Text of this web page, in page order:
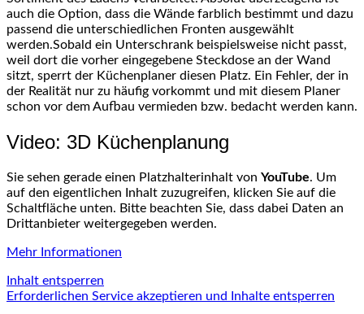
auch die Option, dass die Wände farblich bestimmt und dazu
passend die unterschiedlichen Fronten ausgewählt
werden.Sobald ein Unterschrank beispielsweise nicht passt,
weil dort die vorher eingegebene Steckdose an der Wand
sitzt, sperrt der Küchenplaner diesen Platz. Ein Fehler, der in
der Realität nur zu häufig vorkommt und mit diesem Planer
schon vor dem Aufbau vermieden bzw. bedacht werden kann.
Video: 3D Küchenplanung
Sie sehen gerade einen Platzhalterinhalt von YouTube. Um
auf den eigentlichen Inhalt zuzugreifen, klicken Sie auf die
Schaltfläche unten. Bitte beachten Sie, dass dabei Daten an
Drittanbieter weitergegeben werden.
Mehr Informationen
Inhalt entsperren
Erforderlichen Service akzeptieren und Inhalte entsperren